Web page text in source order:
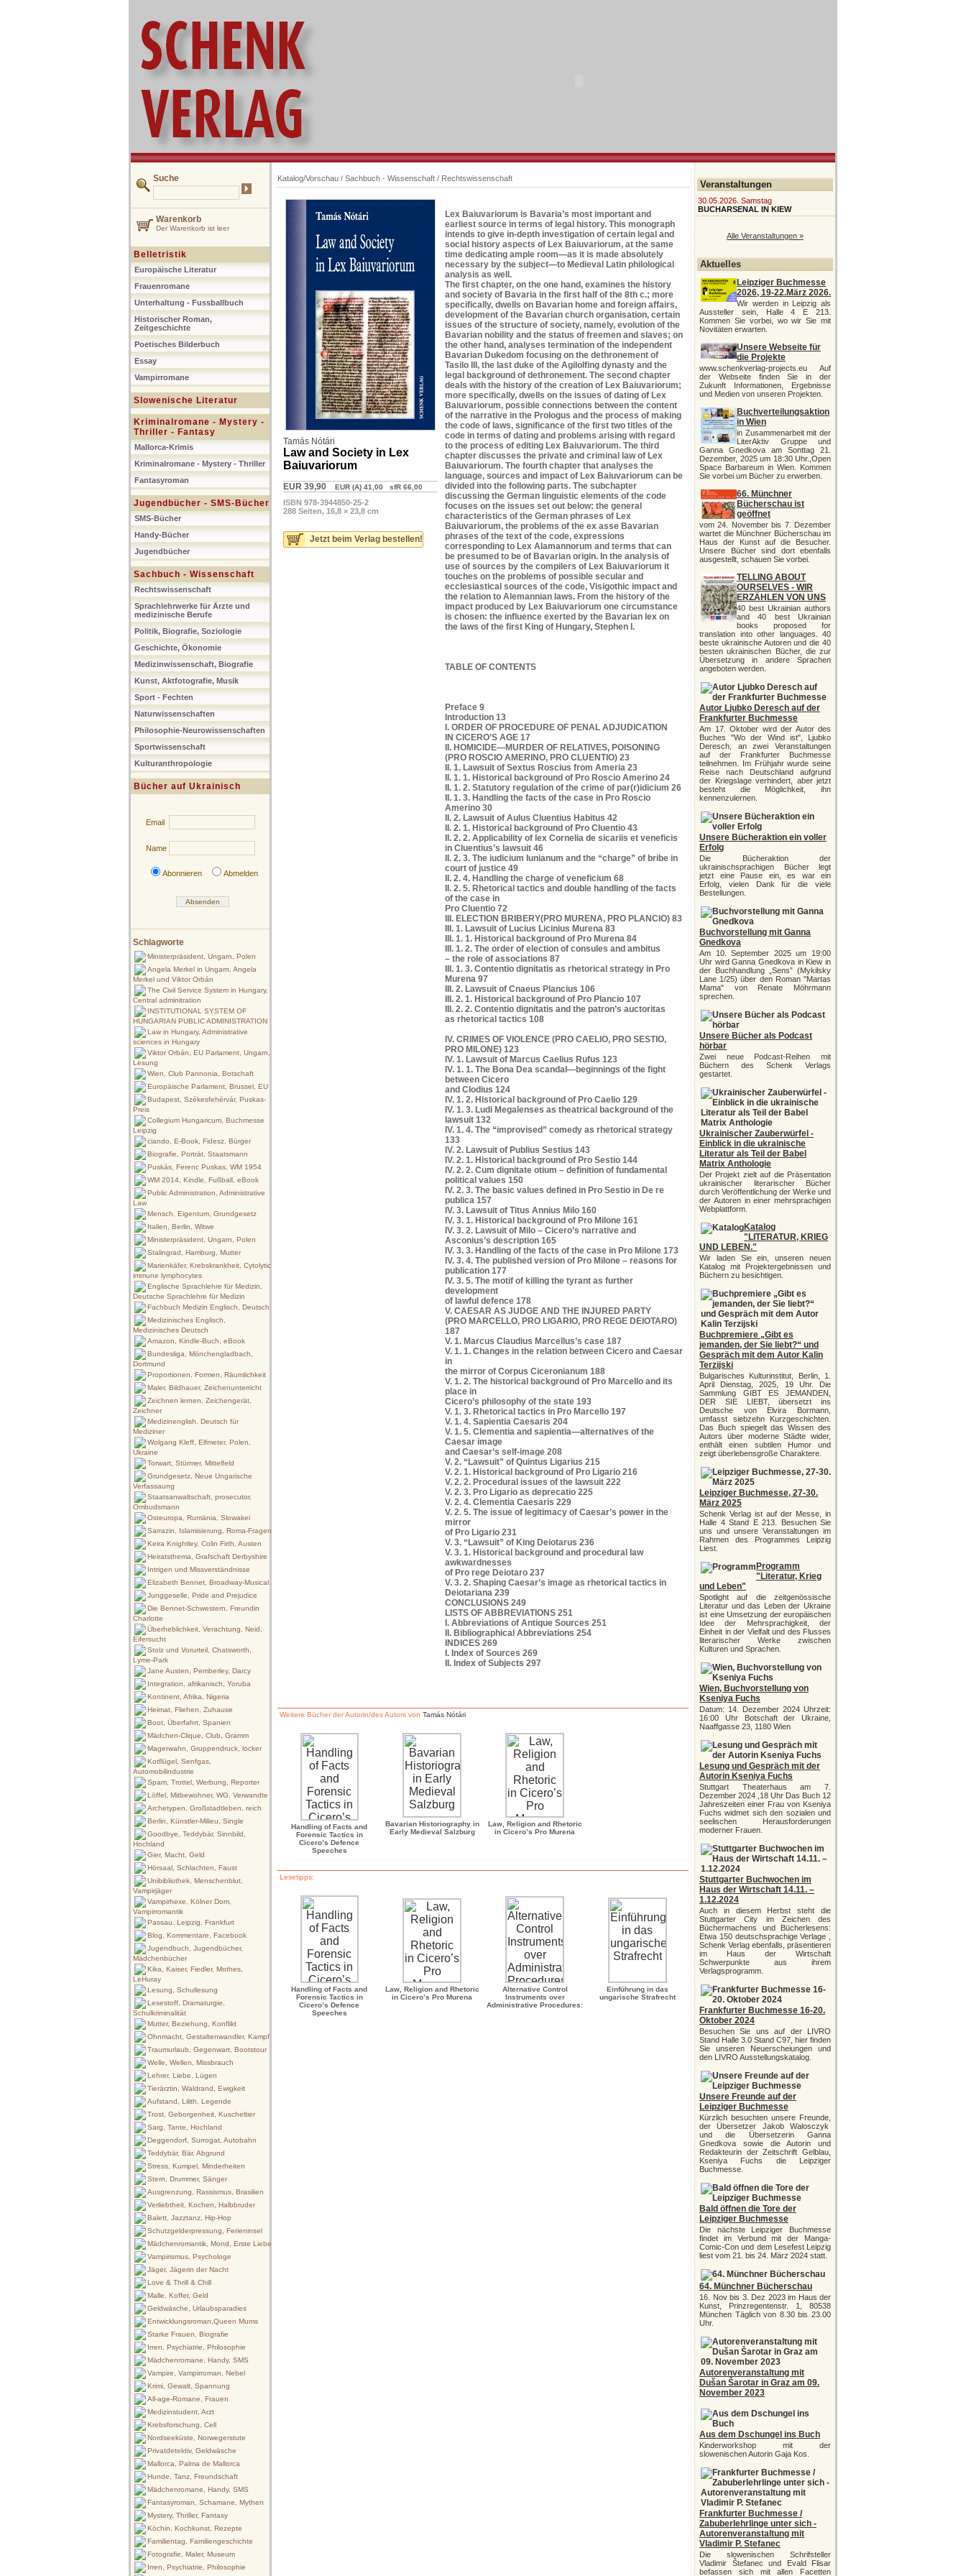
Suche
Warenkorb
Der Warenkorb ist leer
Belletristik
Europäische Literatur
Frauenromane
Unterhaltung - Fussballbuch
Historischer Roman,
Zeitgeschichte
Poetisches Bilderbuch
Essay
Vampirromane
Slowenische Literatur
Kriminalromane - Mystery -
Thriller - Fantasy
Mallorca-Krimis
Kriminalromane - Mystery - Thriller
Fantasyroman
Jugendbücher - SMS-Bücher
SMS-Bücher
Handy-Bücher
Jugendbücher
Sachbuch - Wissenschaft
Rechtswissenschaft
Sprachlehrwerke für Ärzte und
medizinische Berufe
Politik, Biografie, Soziologie
Geschichte, Ökonomie
Medizinwissenschaft, Biografie
Kunst, Aktfotografie, Musik
Sport - Fechten
Naturwissenschaften
Philosophie-Neurowissenschaften
Sportwissenschaft
Kulturanthropologie
Bücher auf Ukrainisch
Email
Name
Abonnieren Abmelden
Schlagworte
Ministerpräsident, Ungarn, Polen
Angela Merkel in Ungarn, Angela
Merkel und Viktor Orbán
The Civil Service System in Hungary,
Central adminitration
INSTITUTIONAL SYSTEM OF
HUNGARIAN PUBLIC ADMINISTRATION
Law in Hungary, Administrative
sciences in Hungary
Viktor Orbán, EU Parlament, Ungarn,
Lesung
Wien, Club Pannonia, Botschaft
Europäische Parlament, Brussel, EU
Budapest, Székesfehérvár, Puskas-
Preis
Collegium Hungaricum, Buchmesse
Leipzig
ciando, E-Book, Fidesz, Bürger
Biografie, Porträt, Staatsmann
Puskás, Ferenc Puskas, WM 1954
WM 2014, Kindle, Fußball, eBook
Public Administration, Administrative
Law
Mensch, Eigentum, Grundgesetz
Italien, Berlin, Witwe
Ministerpräsident, Ungarn, Polen
Stalingrad, Hamburg, Mutter
Marienkäfer, Krebskrankheit, Cytolytic
immune lymphocytes
Englische Sprachlehre für Medizin,
Deutsche Sprachlehre für Medizin
Fachbuch Medizin Englisch, Deutsch
Medizinisches Englisch,
Medizinisches Deutsch
Amazon, Kindle-Buch, eBook
Bundesliga, Mönchengladbach,
Dortmund
Proportionen, Formen, Räumlichkeit
Maler, Bildhauer, Zeichenunterricht
Zeichnen lernen, Zeichengerät,
Zeichner
Medizinenglish, Deutsch für
Mediziner
Wolgang Kleff, Elfmeter, Polen,
Ukraine
Torwart, Stürmer, Mittelfeld
Grundgesetz, Neue Ungarische
Verfassaung
Staatsanwaltschaft, prosecutor,
Ombudsmann
Osteuropa, Rumänia, Slowakei
Sarrazin, Islamisierung, Roma-Fragen
Keira Knightley, Colin Firth, Austen
Heiratsthema, Grafschaft Derbyshire
Intrigen und Missverständnisse
Elizabeth Bennet, Broadway-Musical
Junggeselle, Pride and Prejudice
Die Bennet-Schwestern, Freundin
Charlotte
Überheblichkeit, Verachtung, Neid,
Eifersucht
Stolz und Vorurteil, Chatsworth,
Lyme-Park
Jane Austen, Pemberley, Darcy
Integration, afrikanisch, Yoruba
Kontinent, Afrika, Nigeria
Heimat, Fliehen, Zuhause
Boot, Überfahrt, Spanien
Mädchen-Clique, Club, Gramm
Magerwahn, Gruppendruck, locker
Kotflügel, Senfgas,
Automobilindustrie
Spam, Trottel, Werbung, Reporter
Löffel, Mitbewohner, WG, Verwandte
Archetypen, Großstadtleben, reich
Berlin, Künstler-Milieu, Single
Goodbye, Teddybär, Sinnbild,
Hochland
Gier, Macht, Geld
Hörsaal, Schlachten, Faust
Unibibliothek, Menschenblut,
Vampirjäger
Vampirhexe, Kölner Dom,
Vampirromantik
Passau. Leipzig, Frankfurt
Blog, Kommentare, Facebook
Jugendbuch, Jugendbücher,
Mädchenbücher
Kika, Kaiser, Fiedler, Mothes,
LeHuray
Lesung, Schullesung
Lesestoff, Dramaturgie,
Schulkriminalität
Mutter, Beziehung, Konflikt
Ohnmacht, Gestaltenwandler, Kampf
Traumurlaub, Gegenwart, Bootstour
Welle, Wellen, Missbrauch
Lehrer, Liebe, Lügen
Tierärztin, Waldrand, Ewigkeit
Aufstand, Lilith, Legende
Trost, Geborgenheit, Kuscheltier
Sarg, Tante, Hochland
Deggendorf, Surrogat, Autobahn
Teddybär, Bär, Abgrund
Stress, Kumpel, Minderheiten
Stern, Drummer, Sänger
Ausgrenzung, Rassismus, Brasilien
Verliebtheit, Kochen, Halbbruder
Balett, Jazztanz, Hip-Hop
Schutzgelderpressung, Ferieninsel
Mädchenromantik, Mond, Erste Liebe
Vampirismus, Psychologe
Jäger, Jägerin der Nacht
Love & Thrill & Chill
Malle, Koffer, Geld
Geldwäsche, Urlaubsparadies
Entwicklungsroman,Queen Mums
Starke Frauen, Biografie
Irren, Psychiatrie, Philosophie
Mädchenromane, Handy, SMS
Vampire, Vampirroman, Nebel
Krimi, Gewalt, Spannung
All-age-Romane, Frauen
Medizinstudent, Arzt
Krebsforschung, Cell
Nordseeküste, Norwegerstute
Privatdetektiv, Geldwäsche
Mallorca, Palma de Mallorca
Hunde, Tanz, Freundschaft
Mädchenromane, Handy, SMS
Fantasyroman, Schamane, Mythen
Mystery, Thriller, Fantasy
Köchin, Kochkunst, Rezepte
Familientag, Familiengeschichte
Fotografie, Maler, Museum
Irren, Psychiatrie, Philosophie
Katalog/Vorschau / Sachbuch - Wissenschaft / Rechtswissenschaft
Tamás Nótári
Law and Society in Lex
Baiuvariorum
EUR 39,90 EUR (A) 41,00 sfR 66,00
ISBN 978-3944850-25-2
288 Seiten, 16,8 × 23,8 cm
Jetzt beim Verlag bestellen!
Lex Baiuvariorum is Bavaria’s most important and
earliest source in terms of legal history. This monograph
intends to give in-depth investigation of certain legal and
social history aspects of Lex Baiuvariorum, at the same
time dedicating ample room—as it is made absolutely
necessary by the subject—to Medieval Latin philological
analysis as well.
The first chapter, on the one hand, examines the history
and society of Bavaria in the first half of the 8th c.; more
specifically, dwells on Bavarian home and foreign affairs,
development of the Bavarian church organisation, certain
issues of the structure of society, namely, evolution of the
Bavarian nobility and the status of freemen and slaves; on
the other hand, analyses termination of the independent
Bavarian Dukedom focusing on the dethronement of
Tasilo III, the last duke of the Agilolfing dynasty and the
legal background of dethronement. The second chapter
deals with the history of the creation of Lex Baiuvariorum;
more specifically, dwells on the issues of dating of Lex
Baiuvariorum, possible connections between the content
of the narrative in the Prologus and the process of making
the code of laws, significance of the first two titles of the
code in terms of dating and problems arising with regard
to the process of editing Lex Baiuvariorum. The third
chapter discusses the private and criminal law of Lex
Baiuvariorum. The fourth chapter that analyses the
language, sources and impact of Lex Baiuvariorum can be
divided into the following parts. The subchapter
discussing the German linguistic elements of the code
focuses on the issues set out below: the general
characteristics of the German phrases of Lex
Baiuvariorum, the problems of the ex asse Bavarian
phrases of the text of the code, expressions
corresponding to Lex Alamannorum and terms that can
be presumed to be of Bavarian origin. In the analysis of
use of sources by the compilers of Lex Baiuvariorum it
touches on the problems of possible secular and
ecclesiastical sources of the code, Visigothic impact and
the relation to Alemannian laws. From the history of the
impact produced by Lex Baiuvariorum one circumstance
is chosen: the influence exerted by the Bavarian lex on
the laws of the first King of Hungary, Stephen I.
TABLE OF CONTENTS
Preface 9
Introduction 13
I. ORDER OF PROCEDURE OF PENAL ADJUDICATION
IN CICERO’S AGE 17
II. HOMICIDE—MURDER OF RELATIVES, POISONING
(PRO ROSCIO AMERINO, PRO CLUENTIO) 23
II. 1. Lawsuit of Sextus Roscius from Ameria 23
II. 1. 1. Historical background of Pro Roscio Amerino 24
II. 1. 2. Statutory regulation of the crime of par(r)idicium 26
II. 1. 3. Handling the facts of the case in Pro Roscio
Amerino 30
II. 2. Lawsuit of Aulus Cluentius Habitus 42
II. 2. 1. Historical background of Pro Cluentio 43
II. 2. 2. Applicability of lex Cornelia de sicariis et veneficis
in Cluentius’s lawsuit 46
II. 2. 3. The iudicium Iunianum and the “charge” of bribe in
court of justice 49
II. 2. 4. Handling the charge of veneficium 68
II. 2. 5. Rhetorical tactics and double handling of the facts
of the case in
Pro Cluentio 72
III. ELECTION BRIBERY(PRO MURENA, PRO PLANCIO) 83
III. 1. Lawsuit of Lucius Licinius Murena 83
III. 1. 1. Historical background of Pro Murena 84
III. 1. 2. The order of election of consules and ambitus
– the role of associations 87
III. 1. 3. Contentio dignitatis as rhetorical strategy in Pro
Murena 97
III. 2. Lawsuit of Cnaeus Plancius 106
III. 2. 1. Historical background of Pro Plancio 107
III. 2. 2. Contentio dignitatis and the patron’s auctoritas
as rhetorical tactics 108
IV. CRIMES OF VIOLENCE (PRO CAELIO, PRO SESTIO,
PRO MILONE) 123
IV. 1. Lawsuit of Marcus Caelius Rufus 123
IV. 1. 1. The Bona Dea scandal—beginnings of the fight
between Cicero
and Clodius 124
IV. 1. 2. Historical background of Pro Caelio 129
IV. 1. 3. Ludi Megalenses as theatrical background of the
lawsuit 132
IV. 1. 4. The “improvised” comedy as rhetorical strategy
133
IV. 2. Lawsuit of Publius Sestius 143
IV. 2. 1. Historical background of Pro Sestio 144
IV. 2. 2. Cum dignitate otium – definition of fundamental
political values 150
IV. 2. 3. The basic values defined in Pro Sestio in De re
publica 157
IV. 3. Lawsuit of Titus Annius Milo 160
IV. 3. 1. Historical background of Pro Milone 161
IV. 3. 2. Lawsuit of Milo – Cicero’s narrative and
Asconius’s description 165
IV. 3. 3. Handling of the facts of the case in Pro Milone 173
IV. 3. 4. The published version of Pro Milone – reasons for
publication 177
IV. 3. 5. The motif of killing the tyrant as further
development
of lawful defence 178
V. CAESAR AS JUDGE AND THE INJURED PARTY
(PRO MARCELLO, PRO LIGARIO, PRO REGE DEIOTARO)
187
V. 1. Marcus Claudius Marcellus’s case 187
V. 1. 1. Changes in the relation between Cicero and Caesar
in
the mirror of Corpus Ciceronianum 188
V. 1. 2. The historical background of Pro Marcello and its
place in
Cicero’s philosophy of the state 193
V. 1. 3. Rhetorical tactics in Pro Marcello 197
V. 1. 4. Sapientia Caesaris 204
V. 1. 5. Clementia and sapientia—alternatives of the
Caesar image
and Caesar’s self-image 208
V. 2. “Lawsuit” of Quintus Ligarius 215
V. 2. 1. Historical background of Pro Ligario 216
V. 2. 2. Procedural issues of the lawsuit 222
V. 2. 3. Pro Ligario as deprecatio 225
V. 2. 4. Clementia Caesaris 229
V. 2. 5. The issue of legitimacy of Caesar’s power in the
mirror
of Pro Ligario 231
V. 3. “Lawsuit” of King Deiotarus 236
V. 3. 1. Historical background and procedural law
awkwardnesses
of Pro rege Deiotaro 237
V. 3. 2. Shaping Caesar’s image as rhetorical tactics in
Deiotariana 239
CONCLUSIONS 249
LISTS OF ABBREVIATIONS 251
I. Abbreviations of Antique Sources 251
II. Bibliographical Abbreviations 254
INDICES 269
I. Index of Sources 269
II. Index of Subjects 297
Weitere Bücher der Autorin/des Autors von Tamás Nótári
Handling of Facts and
Forensic Tactics in
Cicero’s Defence
Speeches
Bavarian Historiography in
Early Medieval Salzburg
Law, Religion and Rhetoric
in Cicero’s Pro Murena
Lesetipps:
Handling of Facts and
Forensic Tactics in
Cicero’s Defence
Speeches
Law, Religion and Rhetoric
in Cicero’s Pro Murena
Alternative Control
Instruments over
Administrative Procedures:
Einführung in das
ungarische Strafrecht
Veranstaltungen
30.05.2026. Samstag
BUCHARSENAL IN KIEW
Alle Veranstaltungen »
Aktuelles
Leipziger Buchmesse
2026, 19-22.März 2026.
Wir werden in Leipzig als
Aussteller sein, Halle 4 E 213.
Kommen Sie vorbei, wo wir Sie mit
Novitäten erwarten.
Unsere Webseite für
die Projekte
www.schenkverlag-projects.eu Auf
der Webseite finden Sie in der
Zukunft Informationen, Ergebnisse
und Medien von unseren Projekten.
Buchverteilungsaktion
in Wien
in Zusammenarbeit mit der
LiterAktiv Gruppe und
Ganna Gnedkova am Sonttag 21.
Dezember, 2025 um 18:30 Uhr.,Open
Space Barbareum in Wien. Kommen
Sie vorbei um Bücher zu erwerben.
66. Münchner
Bücherschau ist
geöffnet
vom 24. November bis 7. Dezember
wartet die Münchner Bücherschau im
Haus der Kunst auf die Besucher.
Unsere Bücher sind dort ebenfalls
ausgestellt, schauen Sie vorbei.
TELLING ABOUT
OURSELVES - WIR
ERZÄHLEN VON UNS
40 best Ukrainian authors
and 40 best Ukrainian
books proposed for
translation into other languages. 40
beste ukrainische Autoren und die 40
besten ukrainischen Bücher, die zur
Übersetzung in andere Sprachen
angeboten werden.
Autor Ljubko Deresch auf der
Frankfurter Buchmesse
Am 17. Oktober wird der Autor des
Buches "Wo der Wind ist", Ljubko
Deresch, an zwei Veranstaltungen
auf der Frankfurter Buchmesse
teilnehmen. Im Frühjahr wurde seine
Reise nach Deutschland aufgrund
der Kriegslage verhindert, aber jetzt
besteht die Möglichkeit, ihn
kennenzulernen.
Unsere Bücheraktion ein voller
Erfolg
Die Bücheraktion der
ukrainischsprachigen Bücher legt
jetzt eine Pause ein, es war ein
Erfolg, vielen Dank für die viele
Bestellungen.
Buchvorstellung mit Ganna
Gnedkova
Am 10. September 2025 um 19:00
Uhr wird Ganna Gnedkova in Kiew in
der Buchhandlung „Sens” (Mykilsky
Lane 1/25) über den Roman "Martas
Mama" von Renate Möhrmann
sprechen.
Unsere Bücher als Podcast
hörbar
Zwei neue Podcast-Reihen mit
Büchern des Schenk Verlags
gestartet.
Ukrainischer Zauberwürfel -
Einblick in die ukrainische
Literatur als Teil der Babel
Matrix Anthologie
Der Projekt zielt auf die Präsentation
ukrainischer literarischer Bücher
durch Veröffentlichung der Werke und
der Autoren in einer mehrsprachigen
Webplattform.
Katalog
"LITERATUR, KRIEG
UND LEBEN."
Wir laden Sie ein, unseren neuen
Katalog mit Projektergebnissen und
Büchern zu besichtigen.
Buchpremiere „Gibt es
jemanden, der Sie liebt?“ und
Gespräch mit dem Autor Kalin
Terzijski
Bulgarisches Kulturinstitut, Berlin, 1.
April Dienstag, 2025, 19 Uhr. Die
Sammlung GIBT ES JEMANDEN,
DER SIE LIEBT, übersetzt ins
Deutsche von Elvira Bormann,
umfasst siebzehn Kurzgeschichten.
Das Buch spiegelt das Wissen des
Autors über moderne Städte wider,
enthält einen subtilen Humor und
zeigt überlebensgroße Charaktere.
Leipziger Buchmesse, 27-30.
März 2025
Schenk Verlag ist auf der Messe, in
Halle 4 Stand E 213. Besuchen Sie
uns und unsere Veranstaltungen im
Rahmen des Programmes Leipzig
Liest.
Programm
"Literatur, Krieg
und Leben"
Spotlight auf die zeitgenössische
Literatur und das Leben der Ukraine
ist eine Umsetzung der europäischen
Idee der Mehrsprachigkeit, der
Einheit in der Vielfalt und des Flusses
literarischer Werke zwischen
Kulturen und Sprachen.
Wien, Buchvorstellung von
Kseniya Fuchs
Datum: 14. Dezember 2024 Uhrzeit:
16:00 Uhr Botschaft der Ukraine,
Naaffgasse 23, 1180 Wien
Lesung und Gespräch mit der
Autorin Kseniya Fuchs
Stuttgart Theaterhaus am 7.
Dezember 2024 ,18 Uhr Das Buch 12
Jahreszeiten einer Frau von Kseniya
Fuchs widmet sich den sozialen und
seelischen Herausforderungen
moderner Frauen.
Stuttgarter Buchwochen im
Haus der Wirtschaft 14.11. –
1.12.2024
Auch in diesem Herbst steht die
Stuttgarter City im Zeichen des
Büchermachens und Bücherlesens:
Etwa 150 deutschsprachige Verlage ,
Schenk Verlag ebenfalls, präsentieren
im Haus der Wirtschaft
Schwerpunkte aus ihrem
Verlagsprogramm.
Frankfurter Buchmesse 16-20.
Oktober 2024
Besuchen Sie uns auf der LIVRO
Stand Halle 3.0 Stand C97, hier finden
Sie unseren Neuerscheiungen und
den LIVRO Ausstellungskatalog.
Unsere Freunde auf der
Leipziger Buchmesse
Kürzlich besuchten unsere Freunde,
der Übersetzer Jakob Walosczyk
und die Übersetzerin Ganna
Gnedkova sowie die Autorin und
Redakteurin der Zeitschrift Gelblau,
Kseniya Fuchs die Leipziger
Buchmesse.
Bald öffnen die Tore der
Leipziger Buchmesse
Die nächste Leipziger Buchmesse
findet im Verbund mit der Manga-
Comic-Con und dem Lesefest Leipzig
liest vom 21. bis 24. März 2024 statt.
64. Münchner Bücherschau
16. Nov bis 3. Dez 2023 im Haus der
Kunst, Prinzregentenstr. 1, 80538
München Täglich von 8.30 bis 23.00
Uhr.
Autorenveranstaltung mit
Dušan Šarotar in Graz am 09.
November 2023
Aus dem Dschungel ins Buch
Kinderworkshop mit der
slowenischen Autorin Gaja Kos.
Frankfurter Buchmesse /
Zabuberlehrlinge unter sich -
Autorenveranstaltung mit
Vladimir P. Stefanec
Die slowenischen Schrifsteller
Vladimir Štefanec und Evald Flisar
befassen sich mit allen Facetten